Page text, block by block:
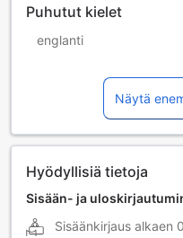
Puhutut kielet
englanti
indonesian kieli
japani
kiina (mandariini)
nepali
Näytä
Hyödyllisiä tietoja
Sisään- ja
Sisäänkirjaus alkaen